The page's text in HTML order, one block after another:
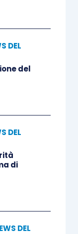
DEL
del
DEL
di
DEL